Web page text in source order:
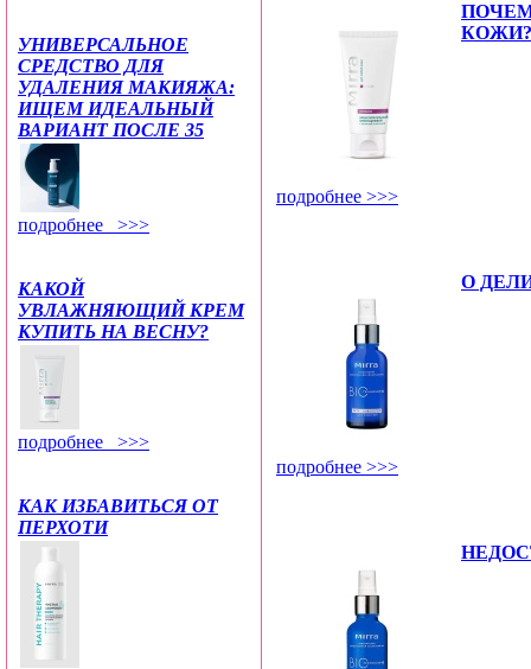
УНИВЕРСАЛЬНОЕ
СРЕДСТВО ДЛЯ
УДАЛЕНИЯ МАКИЯЖА:
ИЩЕМ ИДЕАЛЬНЫЙ
ВАРИАНТ ПОСЛЕ 35
подробнее >>>
КАКОЙ
УВЛАЖНЯЮЩИЙ КРЕМ
КУПИТЬ НА ВЕСНУ?
подробнее >>>
КАК ИЗБАВИТЬСЯ ОТ
ПЕРХОТИ
подробнее >>>
О
подробнее >>>